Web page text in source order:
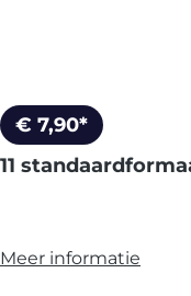
€ 7,90*
11
Meer informatie